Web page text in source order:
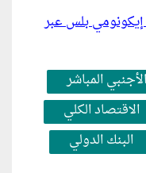
إيكونومي بلس عبر
المباشر
الاقتصاد الكلي
البنك الدولي